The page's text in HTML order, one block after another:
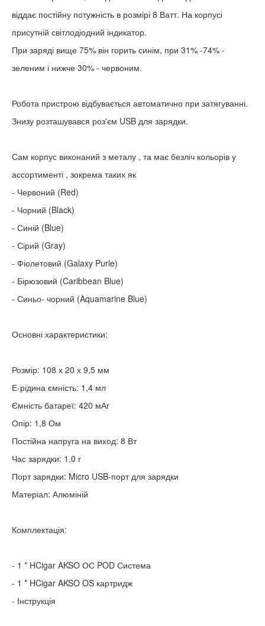
віддає постійну потужність в розмірі 8 Ватт. На корпусі
присутній світлодіодний індикатор.
При заряді вище 75% він горить синім, при 31% -74% -
зеленим і нижче 30% - червоним.
Робота пристрою відбувається автоматично при затягуванні.
Знизу розташувався роз'єм USB для зарядки.
Сам корпус виконаний з металу , та має безліч кольорів у
ассортименті , зокрема таких як
- Червоний (Red)
- Чорний (Black)
- Синій (Blue)
- Сірий (Gray)
- Фіолетовий (Galaxy Purle)
- Бірюзовий (Caribbean Blue)
- Синьо- чорний (Aquamarine Blue)
Основні характеристики:
Розмір: 108 х 20 х 9,5 мм
Е-рідина ємність: 1,4 мл
Ємність батареї: 420 мАг
Опір: 1,8 Ом
Постійна напруга на виход: 8 Вт
Час зарядки: 1,0 г
Порт зарядки: Micro USB-порт для зарядки
Матеріал: Алюміній
Комплектація:
- 1 * HCigar AKSO ОС POD Система
- 1 * HCigar AKSO OS картридж
- Інструкція